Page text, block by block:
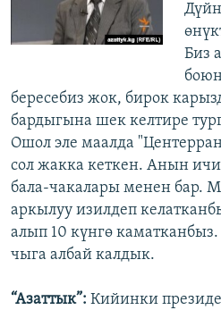
Биз
бересебиз жок, бирок
бардыгына шек келтире
Ошол эле маалда
сол жакка кеткен. Анын
бала-чакалары менен бар.
аркылуу изилдеп
алып 10 күнгө
чыга албай калдык.
“Азаттык”: Кийинки